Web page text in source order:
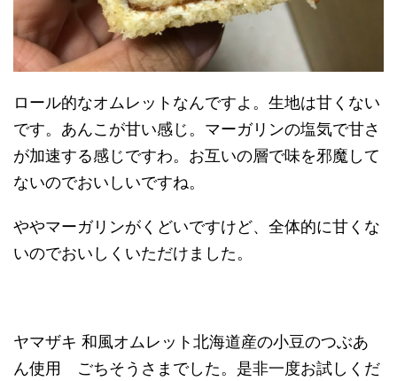
ロール的なオムレットなんですよ。生地は甘くない
です。あんこが甘い感じ。マーガリンの塩気で甘さ
が加速する感じですわ。お互いの層で味を邪魔して
ないのでおいしいですね。
ややマーガリンがくどいですけど、全体的に甘くな
いのでおいしくいただけました。
ヤマザキ 和風オムレット北海道産の小豆のつぶあ
ん使用 ごちそうさまでした。是非一度お試しくだ